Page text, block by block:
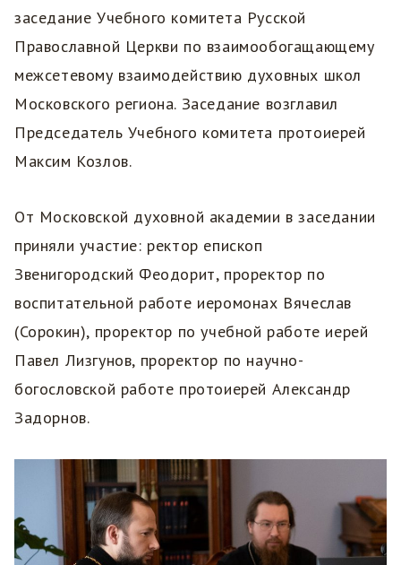
заседание Учебного комитета Русской
Православной Церкви по взаимообогащающему
межсетевому взаимодействию духовных школ
Московского региона. Заседание возглавил
Председатель Учебного комитета протоиерей
Максим Козлов.
От Московской духовной академии в заседании
приняли участие: ректор епископ
Звенигородский Феодорит, проректор по
воспитательной работе иеромонах Вячеслав
(Сорокин), проректор по учебной работе иерей
Павел Лизгунов, проректор по научно-
богословской работе протоиерей Александр
Задорнов.